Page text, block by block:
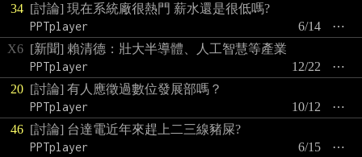
34 [討論] 現在系統廠很熱門 薪水還是很低嗎?
PPTplayer
⋯
6/14
X6 [新聞] 賴清德：壯大半導體、人工智慧等產業
PPTplayer
⋯
12/22
20 [討論] 有人應徵過數位發展部嗎？
PPTplayer
⋯
10/12
46 [討論] 台達電近年來趕上二三線豬屎?
PPTplayer
⋯
6/15